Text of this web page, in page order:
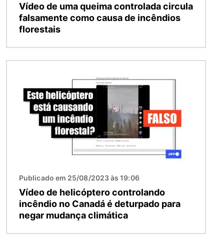
Vídeo de uma queima controlada circula
falsamente como causa de incêndios
florestais
Publicado em 25/08/2023 às 19:06
Vídeo de helicóptero controlando
incêndio no Canadá é deturpado para
negar mudança climática